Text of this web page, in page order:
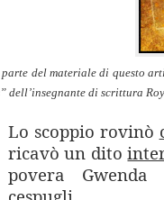
del materiale di questo
dell’insegnante di scrittura
Lo scoppio rovinò
ricavò un dito
povera